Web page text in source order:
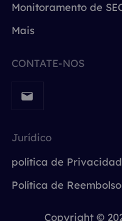
Monitoramento de
Mais
CONTATE-NOS
Jurídico
política de
Política de Reembolso
Copyright ©